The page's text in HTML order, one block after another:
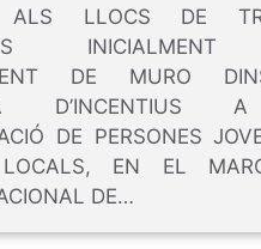
ALS LLOCS DE
DE MURO
DE PERSONES
LOCALS, EN EL
DE…